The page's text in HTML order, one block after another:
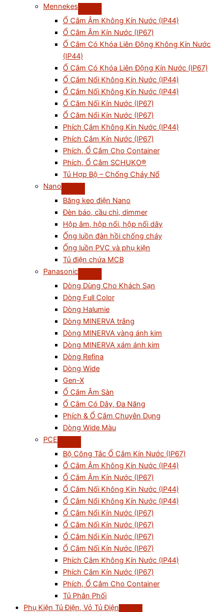
Mennekes
Ổ Cắm Âm Không Kín Nước (IP44)
Ổ Cắm Âm Kín Nước (IP67)
Ổ Cắm Có Khóa Liên Động Không Kín Nước
(IP44)
Ổ Cắm Có Khóa Liên Động Kín Nước (IP67)
Ổ Cắm Nổi Không Kín Nước (IP44)
Ổ Cắm Nối Không Kín Nước (IP44)
Ổ Cắm Nối Kín Nước (IP67)
Ổ Cắm Nổi Kín Nước (IP67)
Phích Cắm Không Kín Nước (IP44)
Phích Cắm Kín Nước (IP67)
Phích, Ổ Cắm Cho Container
Phích, Ổ Cắm SCHUKO®
Tủ Hợp Bộ – Chống Cháy Nổ
Nano
Băng keo điện Nano
Đèn báo, cầu chì, dimmer
Hộp âm, hộp nổi, hộp nối dây
Ống luồn đàn hồi chống cháy
Ống luồn PVC và phụ kiện
Tủ điện chứa MCB
Panasonic
Dòng Dùng Cho Khách Sạn
Dòng Full Color
Dòng Halumie
Dòng MINERVA trắng
Dòng MINERVA vàng ánh kim
Dòng MINERVA xám ánh kim
Dòng Refina
Dòng Wide
Gen-X
Ổ Cắm Âm Sàn
Ổ Cắm Có Dây, Đa Năng
Phích & Ổ Cắm Chuyên Dụng
Dòng Wide Màu
PCE
Bộ Công Tắc Ổ Cắm Kín Nước (IP67)
Ổ Cắm Âm Không Kín Nước (IP44)
Ổ Cắm Âm Kín Nước (IP67)
Ổ Cắm Nối Không Kín Nước (IP44)
Ổ Cắm Nổi Không Kín Nước (IP44)
Ổ Cắm Nổi Kín Nước (IP67)
Ổ Cắm Nối Kín Nước (IP67)
Ổ Cắm Nổi Kín Nước (IP67)
Ổ Cắm Nối Kín Nước (IP67)
Phích Cắm Không Kín Nước (IP44)
Phích Cắm Kín Nước (IP67)
Phích, Ổ Cắm Cho Container
Tủ Phân Phối
Phụ Kiện Tủ Điện, Vỏ Tủ Điện